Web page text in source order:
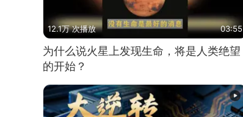
12.1万 次播放 03:55
为什么说火星上发现生命，将是人类绝望
的开始？